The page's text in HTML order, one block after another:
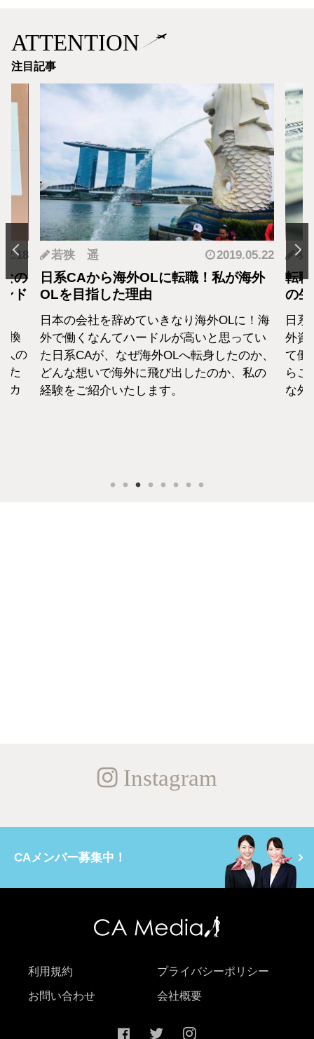
ATTENTION
注目記事
の
ド
換
人の
た
カ
若狭 遥 2019.05.22
日系CAから海外OLに転職！私が海外
OLを目指した理由
日本の会社を辞めていきなり海外OLに！海
外で働くなんてハードルが高いと思ってい
た日系CAが、なぜ海外OLへ転身したのか、
どんな想いで海外に飛び出したのか、私の
経験をご紹介いたします。
羽
転
の
日
外資
て働
らこ
な外
Instagram
CAメンバー募集中！
利用規約 プライバシーポリシー
お問い合わせ 会社概要